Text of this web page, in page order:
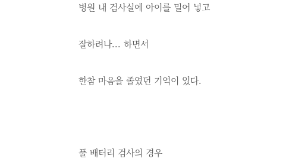
병원 내 검사실에 아이를 밀어 넣고
잘하려나... 하면서
한참 마음을 졸였던 기억이 있다.
풀 배터리 검사의 경우